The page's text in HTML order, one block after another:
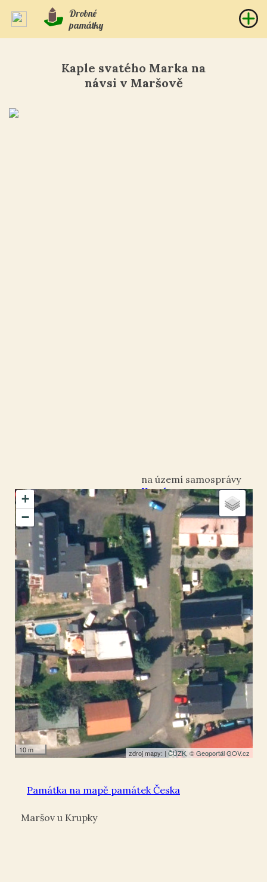
Drobné
památky
Kaple svatého Marka na
návsi v Maršově
+
−
10 m zdroj mapy: | ČÚZK, ©Geoportál GOV.cz
Krupka
okres Teplice
Maršov u Krupky
50.68014,13.892267
Památka na mapě památek Česka
Maršov u Krupky